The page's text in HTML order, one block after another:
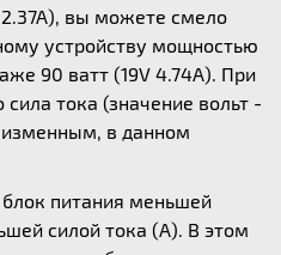
2.37A), вы можете смело
устройству мощностью
90 ватт (19V 4.74A). При
тока (значение вольт -
в данном
питания меньшей
силой тока (А). В этом